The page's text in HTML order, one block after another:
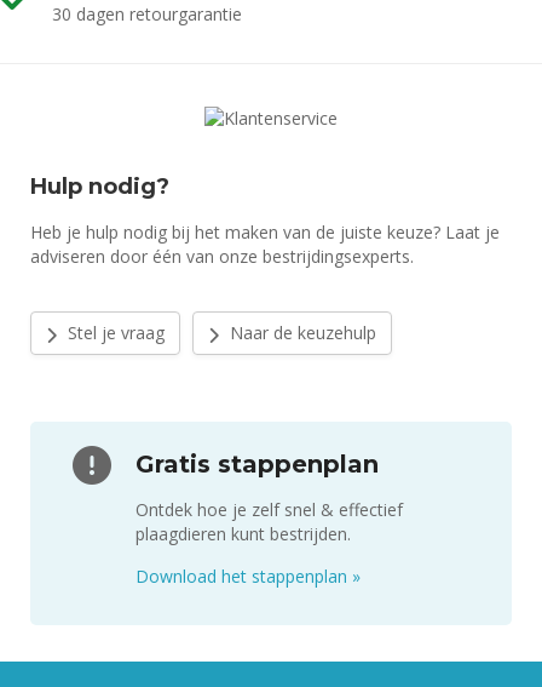
30 dagen retourgarantie
Hulp nodig?
Heb je hulp nodig bij het maken van de juiste keuze? Laat je
adviseren door één van onze bestrijdingsexperts.
Stel je vraag Naar de keuzehulp
Gratis stappenplan
Ontdek hoe je zelf snel & effectief
plaagdieren kunt bestrijden.
Download het stappenplan »